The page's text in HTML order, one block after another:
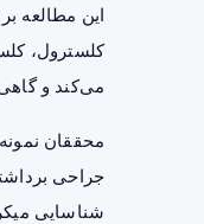
این مطالعه
کلسترول،
می‌کند و
جراحی
شناسایی